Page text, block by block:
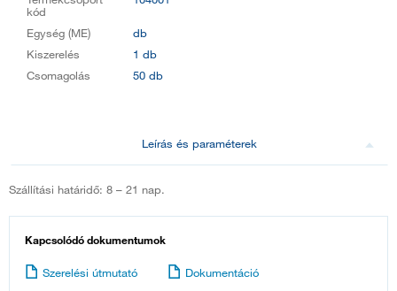
kód
Egység (ME)
db
Kiszerelés
1 db
Csomagolás
50 db
Leírás és paraméterek
Szállítási határidő: 8 – 21 nap.
Kapcsolódó dokumentumok
Szerelési útmutató Dokumentáció